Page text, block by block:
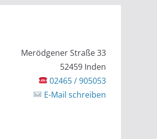
Merödgener Straße 33
52459 Inden
02465 / 905053
E-Mail schreiben